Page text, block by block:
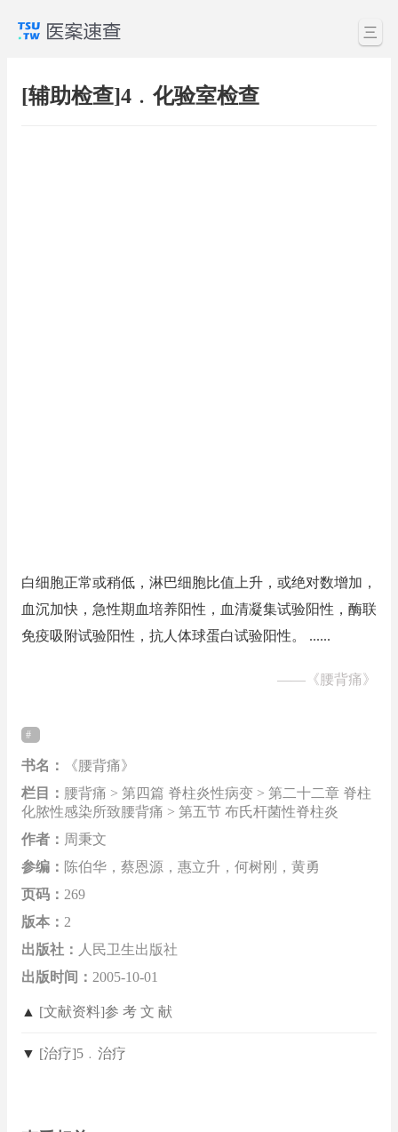
三
[辅助检查]4﹒化验室检查
白细胞正常或稍低，淋巴细胞比值上升，或绝对数增加，
血沉加快，急性期血培养阳性，血清凝集试验阳性，酶联
免疫吸附试验阳性，抗人体球蛋白试验阳性。 ......
—— 《腰背痛》
书名：
《腰背痛》
栏目： 腰背痛 > 第四篇 脊柱炎性病变 > 第二十二章 脊柱
化脓性感染所致腰背痛 > 第五节 布氏杆菌性脊柱炎
作者： 周秉文
参编： 陈伯华，蔡恩源，惠立升，何树刚，黄勇
页码： 269
版本： 2
出版社： 人民卫生出版社
出版时间： 2005-10-01
▲ [文献资料]参 考 文 献
▼ [治疗]5﹒治疗